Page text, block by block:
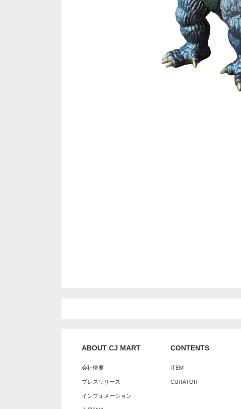
ABOUT CJ MART
会社概要
プレスリリース
インフォメーション
CONTENTS
ITEM
CURATOR